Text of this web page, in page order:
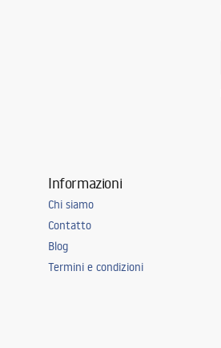
Informazioni
Chi siamo
Contatto
Blog
Termini e condizioni